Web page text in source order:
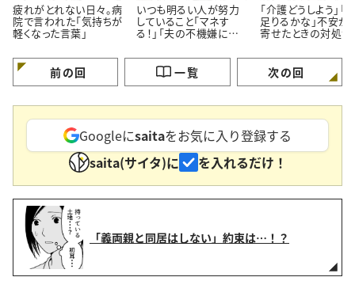
疲れがとれない日々。病
院で言われた「気持ちが
軽くなった言葉」
いつも明るい人が努力
していること「マネす
る！」「夫の不機嫌に振
漫画＞
「介護どうしよう」「
足りるかな」不安が
寄せたときの対処
前の回 一覧 次の回
Googleにsaitaをお気に入り登録する
saita(サイタ)に
を入れるだけ！
「義両親と同居はしない」約束は…！？